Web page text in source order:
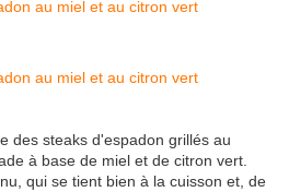
des steaks d'espadon grillés au
à base de miel et de citron vert.
qui se tient bien à la cuisson et, de